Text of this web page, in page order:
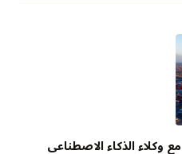
وكلاء الذكاء الاصطناعي